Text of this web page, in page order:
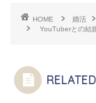
HOME 婚活
YouTuberとの結